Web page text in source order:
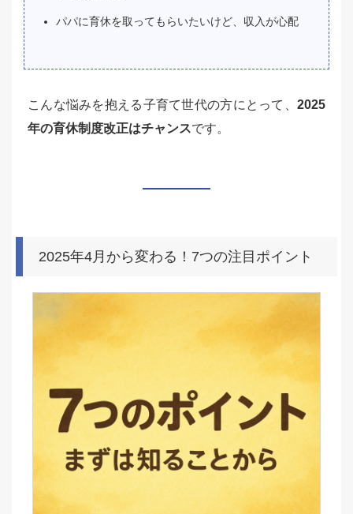
パパに育休を取ってもらいたいけど、収入が心配
こんな悩みを抱える子育て世代の方にとって、 2025
年の育休制度改正はチャンスです。
2025年4月から変わる！7つの注目ポイント